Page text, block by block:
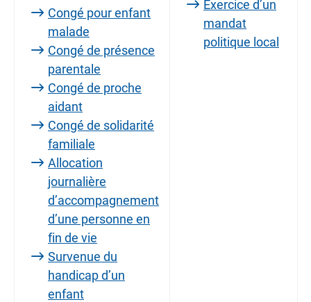
Congé pour enfant
malade
Congé de présence
parentale
Congé de proche
aidant
Congé de solidarité
familiale
Allocation
journalière
d’accompagnement
d’une personne en
fin de vie
Survenue du
handicap d’un
enfant
Exercice d’un
mandat
politique local